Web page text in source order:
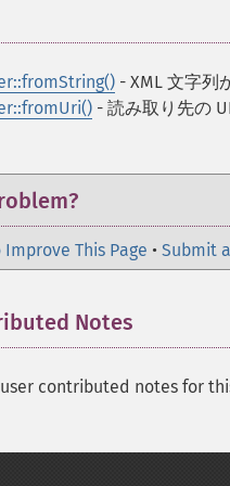
- XML 文字列
- 読み取り先の
Improve This Page • Submit
Notes
contributed notes for